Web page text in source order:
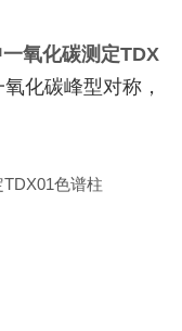
氧化碳测定TDX
化碳峰型对称，